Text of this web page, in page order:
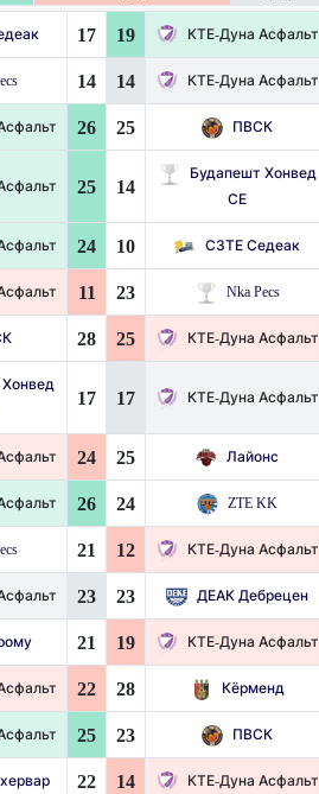
17 19 КТЕ-Дуна Асфальт
14 14 КТЕ-Дуна Асфальт
26 25 ПВСК
25 14
Будапешт Хонвед
СЕ
24 10 СЗТЕ Седеак
11 23 Nka Pecs
28 25 КТЕ-Дуна Асфальт
17 17 КТЕ-Дуна Асфальт
24 25 Лайонс
26 24 ZTE KK
21 12 КТЕ-Дуна Асфальт
23 23 ДЕАК Дебрецен
21 19 КТЕ-Дуна Асфальт
22 28 Кёрменд
25 23 ПВСК
22 14 КТЕ-Дуна Асфальт